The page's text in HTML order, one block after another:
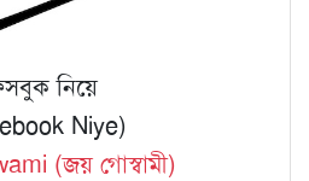
নিয়ে
Niye)
(জয় গোস্বামী)